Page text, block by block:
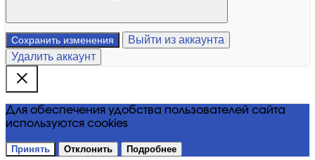
Сохранить изменения
Выйти из аккаунта
Удалить аккаунт
Для обеспечения удобства пользователей сайта
используются cookies
Принять Отклонить Подробнее